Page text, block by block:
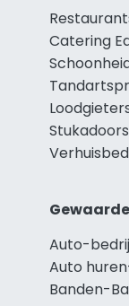
Catering
Auto-
Auto
Banden-